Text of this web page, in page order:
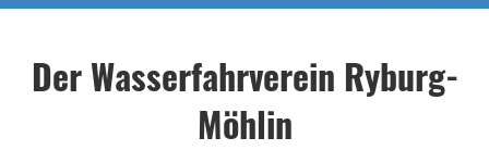
Der Wasserfahrverein Ryburg-
Möhlin